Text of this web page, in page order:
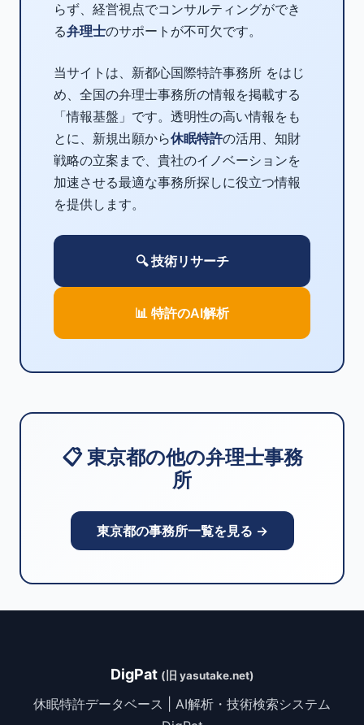
らず、経営視点でコンサルティングができ
る弁理士のサポートが不可欠です。
当サイトは、新都心国際特許事務所 をはじ
め、全国の弁理士事務所の情報を掲載する
「情報基盤」です。透明性の高い情報をも
とに、新規出願から休眠特許の活用、知財
戦略の立案まで、貴社のイノベーションを
加速させる最適な事務所探しに役立つ情報
を提供します。
🔍 技術リサーチ
📊 特許のAI解析
📋 東京都の他の弁理士事務
所
東京都の事務所一覧を見る →
DigPat (旧 yasutake.net)
休眠特許データベース | AI解析・技術検索システム